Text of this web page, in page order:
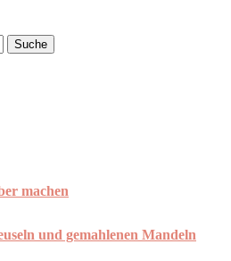
machen
und gemahlenen Mandeln